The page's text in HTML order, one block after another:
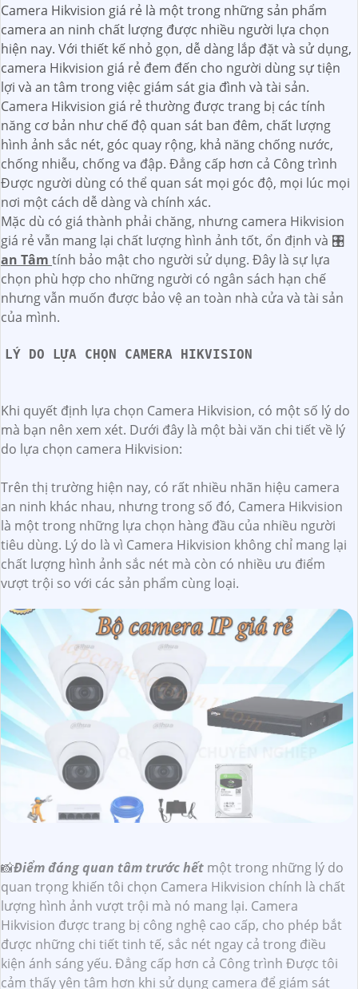
Camera Hikvision giá rẻ là một trong những sản phẩm
camera an ninh chất lượng được nhiều người lựa chọn
hiện nay. Với thiết kế nhỏ gọn, dễ dàng lắp đặt và sử dụng,
camera Hikvision giá rẻ đem đến cho người dùng sự tiện
lợi và an tâm trong việc giám sát gia đình và tài sản.
Camera Hikvision giá rẻ thường được trang bị các tính
năng cơ bản như chế độ quan sát ban đêm, chất lượng
hình ảnh sắc nét, góc quay rộng, khả năng chống nước,
chống nhiễu, chống va đập. Đẳng cấp hơn cả Công trình
Được người dùng có thể quan sát mọi góc độ, mọi lúc mọi
nơi một cách dễ dàng và chính xác.
Mặc dù có giá thành phải chăng, nhưng camera Hikvision
giá rẻ vẫn mang lại chất lượng hình ảnh tốt, ổn định và 🎛
an Tâm tính bảo mật cho người sử dụng. Đây là sự lựa
chọn phù hợp cho những người có ngân sách hạn chế
nhưng vẫn muốn được bảo vệ an toàn nhà cửa và tài sản
của mình.
LÝ DO LỰA CHỌN CAMERA HIKVISION
Khi quyết định lựa chọn Camera Hikvision, có một số lý do
mà bạn nên xem xét. Dưới đây là một bài văn chi tiết về lý
do lựa chọn camera Hikvision:
Trên thị trường hiện nay, có rất nhiều nhãn hiệu camera
an ninh khác nhau, nhưng trong số đó, Camera Hikvision
là một trong những lựa chọn hàng đầu của nhiều người
tiêu dùng. Lý do là vì Camera Hikvision không chỉ mang lại
chất lượng hình ảnh sắc nét mà còn có nhiều ưu điểm
vượt trội so với các sản phẩm cùng loại.
📸Điểm đáng quan tâm trước hết một trong những lý do
quan trọng khiến tôi chọn Camera Hikvision chính là chất
lượng hình ảnh vượt trội mà nó mang lại. Camera
Hikvision được trang bị công nghệ cao cấp, cho phép bắt
được những chi tiết tinh tế, sắc nét ngay cả trong điều
kiện ánh sáng yếu. Đẳng cấp hơn cả Công trình Được tôi
cảm thấy yên tâm hơn khi sử dụng camera để giám sát